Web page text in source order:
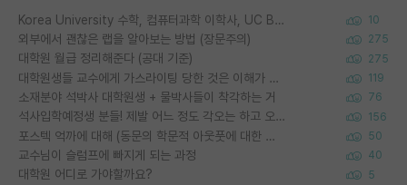
Korea University 수학, 컴퓨터과학 이학사, UC Berkeley 산업공학 대학원 공학박사가 되는 것은 쉽지 않겠죠? 10
외부에서 괜찮은 랩을 알아보는 방법 (장문주의) 275
대학원 월급 정리해준다 (공대 기준) 275
대학원생들 교수에게 가스라이팅 당한 것은 이해가 갑니다. 안타깝네요. 119
소재분야 석박사 대학원생 + 물박사들이 착각하는 거 76
석사입학예정생 분들! 제발 어느 정도 각오는 하고 오세요. 156
포스텍 억까에 대해 (동문의 학문적 아웃풋에 대한 반박) 50
교수님이 슬럼프에 빠지게 되는 과정 40
대학원 어디로 가야할까요? 5